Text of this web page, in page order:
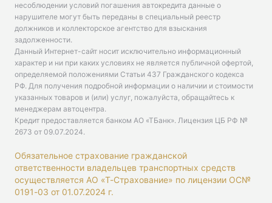
несоблюдении условий погашения автокредита данные о
нарушителе могут быть переданы в специальный реестр
должников и коллекторское агентство для взыскания
задолженности.
Данный Интернет-сайт носит исключительно информационный
характер и ни при каких условиях не является публичной офертой,
определяемой положениями Статьи 437 Гражданского кодекса
РФ. Для получения подробной информации о наличии и стоимости
указанных товаров и (или) услуг, пожалуйста, обращайтесь к
менеджерам автоцентра.
Кредит предоставляется банком АО «ТБанк». Лицензия ЦБ РФ №
2673 от 09.07.2024.
Обязательное страхование гражданской
ответственности владельцев транспортных средств
осуществляется АО «Т-Страхование» по лицензии ОС№
0191-03 от 01.07.2024 г.